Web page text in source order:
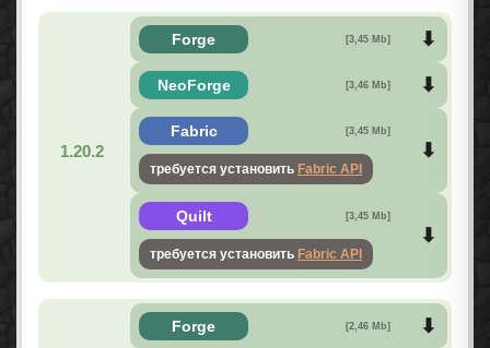
1.20.2
Forge [3,45 Mb]
NeoForge [3,46 Mb]
Fabric [3,45 Mb]
требуется установить Fabric API
Quilt [3,45 Mb]
требуется установить Fabric API
Forge [2,46 Mb]